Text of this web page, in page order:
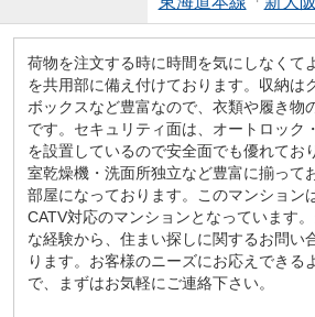
荷物を注文する時に時間を気にしなくて
を共用部に備え付けております。収納は
ボックスなど豊富なので、衣類や履き物
です。セキュリティ面は、オートロック
を設置しているので安全面でも優れてお
室乾燥機・洗面所独立など豊富に揃って
部屋になっております。このマンション
CATV対応のマンションとなっています
な経験から、住まい探しに関するお問い
ります。お客様のニーズにお応えできる
で、まずはお気軽にご連絡下さい。